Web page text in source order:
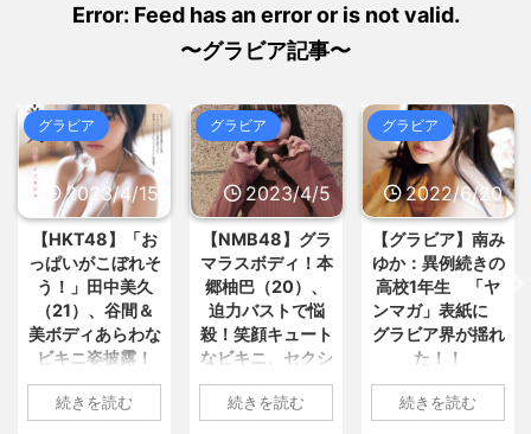
にヤバいことになってる…多分想... /
(8/7 17:21)
すめ
NEW! (8/7 17:21)
【画像】思わず保存したくなる
「笑える画像・最高な画像」貼って...
/ おまとめ : おすすめ NEW!
(8/7
16:56)
【画像】44歳の芸能人が同窓会に
参加した結果www / おまとめ : おす
NEW! (8/7 16:19)
【画像】すげぇスタイルのギャ
ル、現るwww / おまとめ : おすすめ
NEW! (8/7 16:19)
【信長の野望・新生】米問屋をど
ういう時にどこに建てるのかわか... /
(8/29 00:02)
安倍国葬たったの2.5億円に批判
激混みのはずの東京駅で鍵が空い
いーあんてな(#ﾟｗﾟ)
ンボジア人を不起訴処分 / 5chまとめ
MAP(総合)
NEW! (8/7 18:17)
【産経新聞】 中共の海警局と海軍
の船が衝突2人死亡 南シナ海... / 5ch
まとめMAP(総合) NEW! (8/7 18:15)
【画像】今のクソガキ共、これを
見たこと無くて渡されたらパニク... /
5chまとめMAP(総合) NEW! (8/7
17:27)
【芸能】ココリコ遠藤の自宅、猛
暑で全館空調故障…新品交換費3... /
5chまとめMAP(総合) NEW! (8/7
17:21)
【相談】早めに予約した通路側の
席に、見知らぬ母子が。車掌の呼... /
5chまとめMAP(総合) NEW! (8/7
Error: Feed has an error or is not valid.
〜グラビア記事〜
グラビア
2023/4/5
【NMB48】グラ
マラスボディ！本
郷柚巴（20）、
迫力バストで悩
殺！笑顔キュート
なビキニ、セクシ
ーニット、ランジ
ェリー姿披露
続きを読む
グラビア
2022/6/20
【グラビア】南み
ゆか：異例続きの
高校1年生 「ヤ
ンマガ」表紙に
グラビア界が揺れ
た！！
1: 名無しさん
2022/06/20(月)
続きを読む
グラビア
2022/6/18
【速報です!!!】中
川翔子「写真集」
2位 8キロ減の
ランジェリーカッ
トほか「今まで以
上に攻めた」過去
最高に色っぽ
い“しょこたん”満
続きを読む